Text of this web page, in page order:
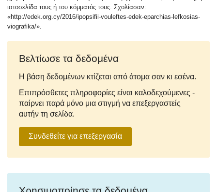
ιστοσελίδα τους ή του κόμματός τους. Σχολίασαν:
«http://edek.org.cy/2016/ipopsifii-vouleftes-edek-eparchias-lefkosias-
viografika/».
Βελτίωσε τα δεδομένα
Η βάση δεδομένων κτίζεται από άτομα σαν κι εσένα.
Επιπρόσθετες πληροφορίες είναι καλοδεχούμενες -
παίρνει παρά μόνο μια στιγμή να επεξεργαστείς
αυτήν τη σελίδα.
Συνδεθείτε για επεξεργασία